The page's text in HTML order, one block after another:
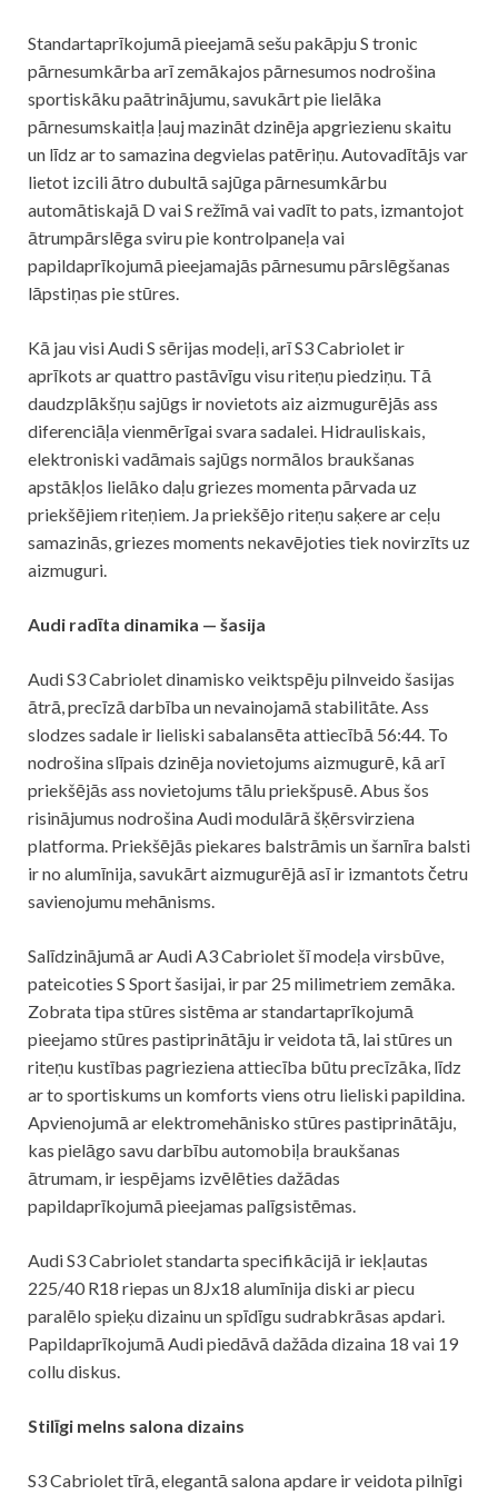
Standartaprīkojumā pieejamā sešu pakāpju S tronic
pārnesumkārba arī zemākajos pārnesumos nodrošina
sportiskāku paātrinājumu, savukārt pie lielāka
pārnesumskaitļa ļauj mazināt dzinēja apgriezienu skaitu
un līdz ar to samazina degvielas patēriņu. Autovadītājs var
lietot izcili ātro dubultā sajūga pārnesumkārbu
automātiskajā D vai S režīmā vai vadīt to pats, izmantojot
ātrumpārslēga sviru pie kontrolpaneļa vai
papildaprīkojumā pieejamajās pārnesumu pārslēgšanas
lāpstiņas pie stūres.
Kā jau visi Audi S sērijas modeļi, arī S3 Cabriolet ir
aprīkots ar quattro pastāvīgu visu riteņu piedziņu. Tā
daudzplākšņu sajūgs ir novietots aiz aizmugurējās ass
diferenciāļa vienmērīgai svara sadalei. Hidrauliskais,
elektroniski vadāmais sajūgs normālos braukšanas
apstākļos lielāko daļu griezes momenta pārvada uz
priekšējiem riteņiem. Ja priekšējo riteņu saķere ar ceļu
samazinās, griezes moments nekavējoties tiek novirzīts uz
aizmuguri.
Audi radīta dinamika — šasija
Audi S3 Cabriolet dinamisko veiktspēju pilnveido šasijas
ātrā, precīzā darbība un nevainojamā stabilitāte. Ass
slodzes sadale ir lieliski sabalansēta attiecībā 56:44. To
nodrošina slīpais dzinēja novietojums aizmugurē, kā arī
priekšējās ass novietojums tālu priekšpusē. Abus šos
risinājumus nodrošina Audi modulārā šķērsvirziena
platforma. Priekšējās piekares balstrāmis un šarnīra balsti
ir no alumīnija, savukārt aizmugurējā asī ir izmantots četru
savienojumu mehānisms.
Salīdzinājumā ar Audi A3 Cabriolet šī modeļa virsbūve,
pateicoties S Sport šasijai, ir par 25 milimetriem zemāka.
Zobrata tipa stūres sistēma ar standartaprīkojumā
pieejamo stūres pastiprinātāju ir veidota tā, lai stūres un
riteņu kustības pagrieziena attiecība būtu precīzāka, līdz
ar to sportiskums un komforts viens otru lieliski papildina.
Apvienojumā ar elektromehānisko stūres pastiprinātāju,
kas pielāgo savu darbību automobiļa braukšanas
ātrumam, ir iespējams izvēlēties dažādas
papildaprīkojumā pieejamas palīgsistēmas.
Audi S3 Cabriolet standarta specifikācijā ir iekļautas
225/40 R18 riepas un 8Jx18 alumīnija diski ar piecu
paralēlo spieķu dizainu un spīdīgu sudrabkrāsas apdari.
Papildaprīkojumā Audi piedāvā dažāda dizaina 18 vai 19
collu diskus.
Stilīgi melns salona dizains
S3 Cabriolet tīrā, elegantā salona apdare ir veidota pilnīgi